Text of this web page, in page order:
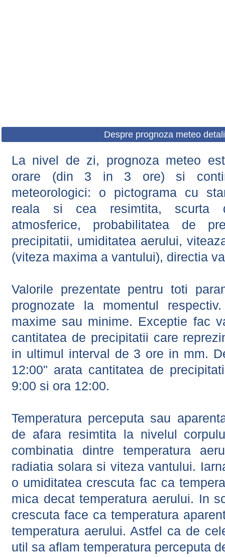
Despre prognoza meteo
La nivel de zi, prognoza meteo
orare (din 3 in 3 ore) si
meteorologici: o pictograma cu
reala si cea resimtita, scurta
atmosferice, probabilitatea de
precipitatii, umiditatea aerului,
(viteza maxima a vantului), directia
Valorile prezentate pentru toti
prognozate la momentul
maxime sau minime. Exceptie fac
cantitatea de precipitatii care
in ultimul interval de 3 ore in mm.
12:00" arata cantitatea de
9:00 si ora 12:00.
Temperatura perceputa sau
de afara resimtita la nivelul
combinatia dintre temperatura
radiatia solara si viteza vantului.
o umiditatea crescuta fac ca
mica decat temperatura aerului. In
crescuta face ca temperatura
temperatura aerului. Astfel ca de
util sa aflam temperatura perceputa